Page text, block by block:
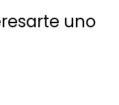
uno